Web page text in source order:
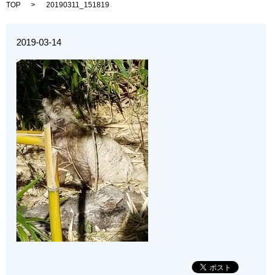
TOP 20190311_151819
2019-03-14